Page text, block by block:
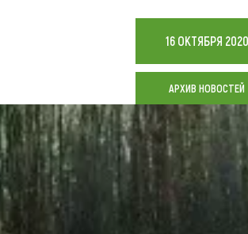
Алтай
Блог
16 ОКТЯБРЯ 2020
АРХИВ НОВОСТЕЙ